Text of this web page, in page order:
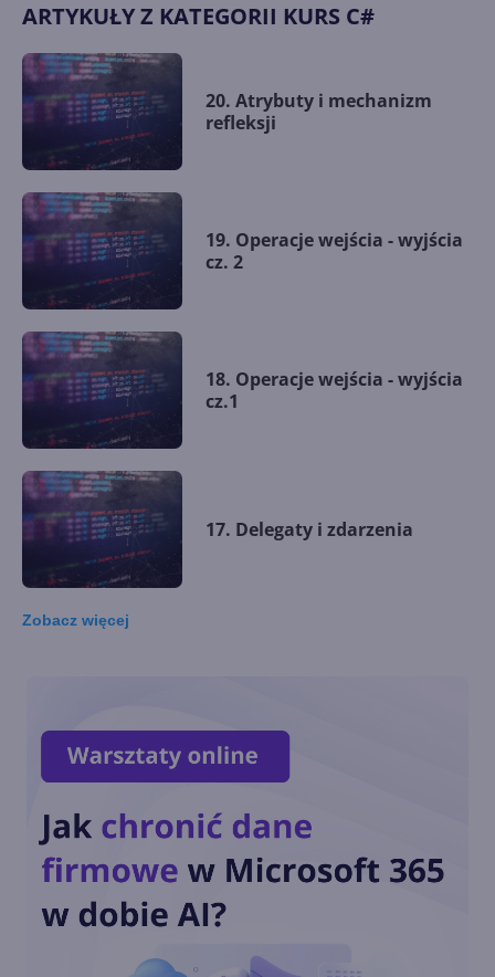
ARTYKUŁY Z KATEGORII KURS C#
20. Atrybuty i mechanizm
refleksji
19. Operacje wejścia - wyjścia
cz. 2
18. Operacje wejścia - wyjścia
cz.1
17. Delegaty i zdarzenia
15. Wyjątki - część I
Zobacz więcej